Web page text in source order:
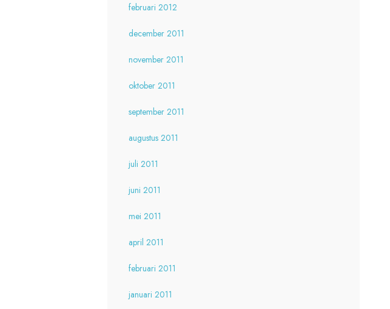
februari 2012
december 2011
november 2011
oktober 2011
september 2011
augustus 2011
juli 2011
juni 2011
mei 2011
april 2011
februari 2011
januari 2011